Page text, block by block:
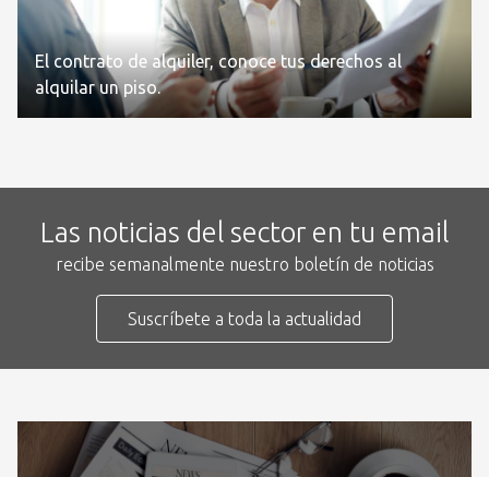
El contrato de alquiler, conoce tus derechos al
alquilar un piso.
Las noticias del sector en tu email
recibe semanalmente nuestro boletín de noticias
Suscríbete a toda la actualidad